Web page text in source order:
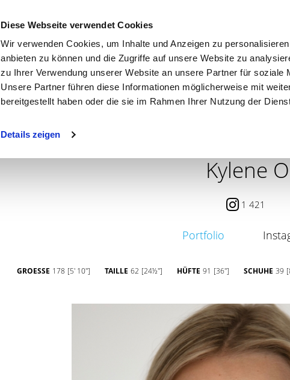
Diese Webseite verwendet Cookies
Wir verwenden Cookies, um Inhalte und Anzeigen zu
anbieten zu können und die Zugriffe auf unsere Website zu
zu Ihrer Verwendung unserer Website an unsere Partner für soziale
Unsere Partner führen diese Informationen möglicherweise mit
bereitgestellt haben oder die sie im Rahmen Ihrer Nutzung der
Details zeigen
Kylene O
1 421
Portfolio
GROESSE 178 [5' 10''] TAILLE 62 [24½''] HÜFTE 91 [36''] SCHUHE 39